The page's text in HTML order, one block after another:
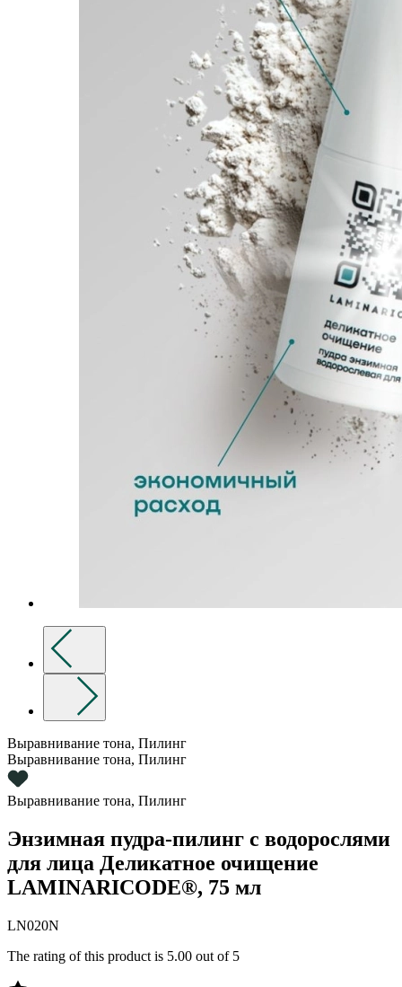
Выравнивание тона, Пилинг
Выравнивание тона, Пилинг
Выравнивание тона, Пилинг
Энзимная пудра-пилинг с водорослями
для лица Деликатное очищение
LAMINARICODE®, 75 мл
LN020N
The rating of this product is 5.00 out of 5